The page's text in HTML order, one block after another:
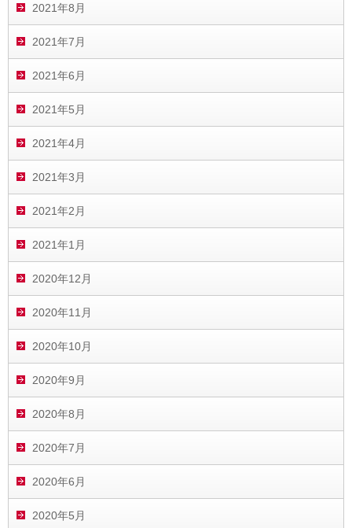
2021年8月
2021年7月
2021年6月
2021年5月
2021年4月
2021年3月
2021年2月
2021年1月
2020年12月
2020年11月
2020年10月
2020年9月
2020年8月
2020年7月
2020年6月
2020年5月